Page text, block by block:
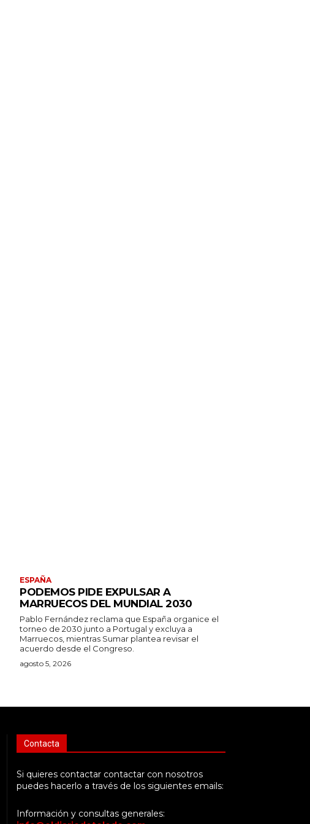
ESPAÑA
PODEMOS PIDE EXPULSAR A
MARRUECOS DEL MUNDIAL 2030
Pablo Fernández reclama que España organice el
torneo de 2030 junto a Portugal y excluya a
Marruecos, mientras Sumar plantea revisar el
acuerdo desde el Congreso.
agosto 5, 2026
Contacta
Si quieres contactar contactar con nosotros
puedes hacerlo a través de los siguientes emails:
Información y consultas generales: